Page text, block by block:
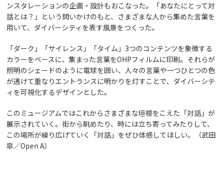
ンスタレーションの企画・設計もおこなった。「あなたにとって対
話とは？」という問いかけのもと、さまざまな人から集めた言葉を
用いて、ダイバーシティを表す風景をつくった。
「ダーク」「サイレンス」「タイム」3つのコンテンツを象徴する
カラーをベースに、集まった言葉をOHPフィルムに印刷。それらが
照明のシェードのように電球を囲い、人々の言葉や一つひとつの色
が透けて重なりエントランスに明かりを灯すことで、ダイバーシテ
ィを可視化するデザインとした。
このミュージアムではこれからさまざまな垣根をこえた「対話」が
展示されていく。街から眺めたり、時には立ち寄ってみたりして、
この場所が繰り広げていく「対話」をぜひ体感してほしい。（武田
皐／Open A）